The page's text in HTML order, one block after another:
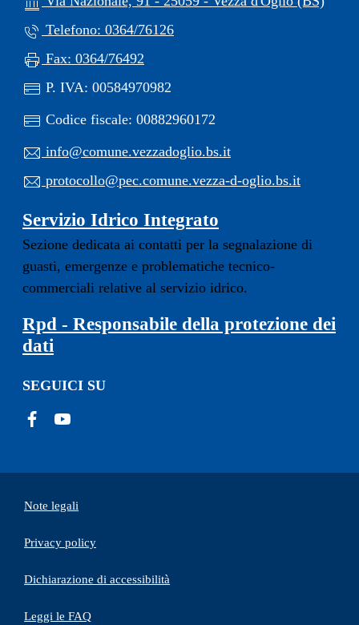
Telefono: 0364/76126
Fax: 0364/76492
P. IVA: 00584970982
Codice fiscale: 00882960172
info@comune.vezzadoglio.bs.it
protocollo@pec.comune.vezza-d-oglio.bs.it
Servizio Idrico Integrato
Sezione dedicata ai contatti per la segnalazione di
guasti, emergenze e problematiche tecnico-
commerciali relative al servizio idrico.
Rpd - Responsabile della protezione dei
dati
SEGUICI SU
Note legali
Privacy policy
Dichiarazione di accessibilità
Leggi le FAQ